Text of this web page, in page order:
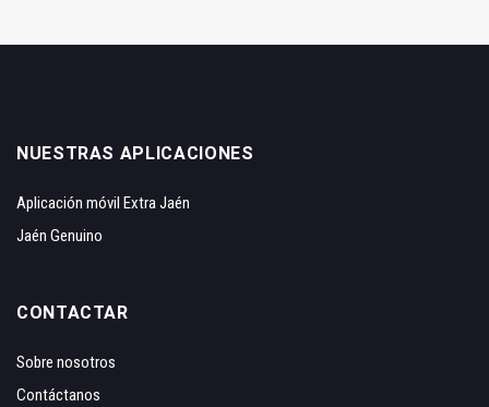
NUESTRAS APLICACIONES
Aplicación móvil Extra Jaén
Jaén Genuino
CONTACTAR
Sobre nosotros
Contáctanos